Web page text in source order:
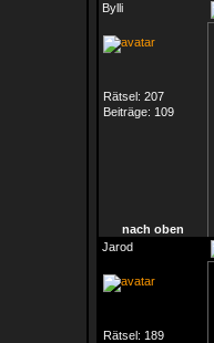
Bylli
Rätsel: 207
Beiträge: 109
nach oben
Jarod
Rätsel: 189